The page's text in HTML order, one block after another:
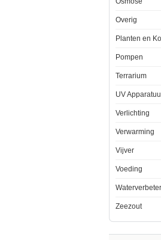
Overig
Planten en
Pompen
Terrarium
UV
Verlichting
Verwarming
Vijver
Voeding
Zeezout